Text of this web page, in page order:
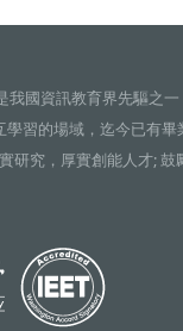
我國資訊教育界先驅之
習的場域，迄今已有畢
研究，厚實創能人才; 鼓